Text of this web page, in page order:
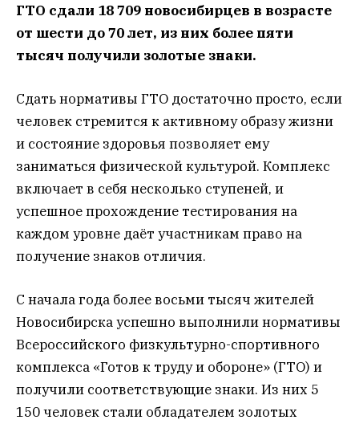
ГТО сдали 18 709 новосибирцев в возрасте
от шести до 70 лет, из них более пяти
тысяч получили золотые знаки.
Сдать нормативы ГТО достаточно просто, если
человек стремится к активному образу жизни
и состояние здоровья позволяет ему
заниматься физической культурой. Комплекс
включает в себя несколько ступеней, и
успешное прохождение тестирования на
каждом уровне даёт участникам право на
получение знаков отличия.
С начала года более восьми тысяч жителей
Новосибирска успешно выполнили нормативы
Всероссийского физкультурно-спортивного
комплекса «Готов к труду и обороне» (ГТО) и
получили соответствующие знаки. Из них 5
150 человек стали обладателем золотых